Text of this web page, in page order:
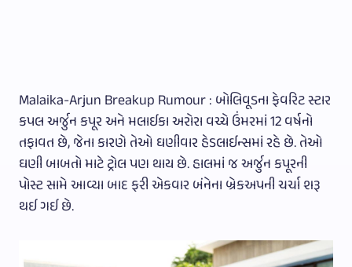
Malaika-Arjun Breakup Rumour : બોલિવૂડના ફેવરિટ સ્ટાર
કપલ અર્જુન કપૂર અને મલાઈકા અરોરા વચ્ચે ઉંમરમાં 12 વર્ષનો
તફાવત છે, જેના કારણે તેઓ ઘણીવાર હેડલાઈન્સમાં રહે છે. તેઓ
ઘણી બાબતો માટે ટ્રોલ પણ થાય છે. હાલમાં જ અર્જુન કપૂરની
પોસ્ટ સામે આવ્યા બાદ ફરી એકવાર બંનેના બ્રેકઅપની ચર્ચા શરૂ
થઈ ગઈ છે.